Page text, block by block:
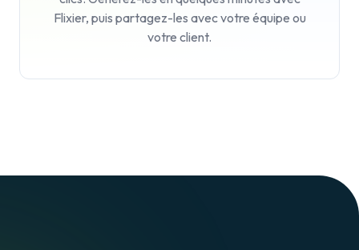
Flixier, puis partagez-les avec votre équipe ou
votre client.